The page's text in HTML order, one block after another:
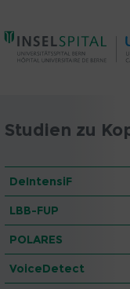
Studien zu
DeIntensiF
LBB-FUP
POLARES
VoiceDetect